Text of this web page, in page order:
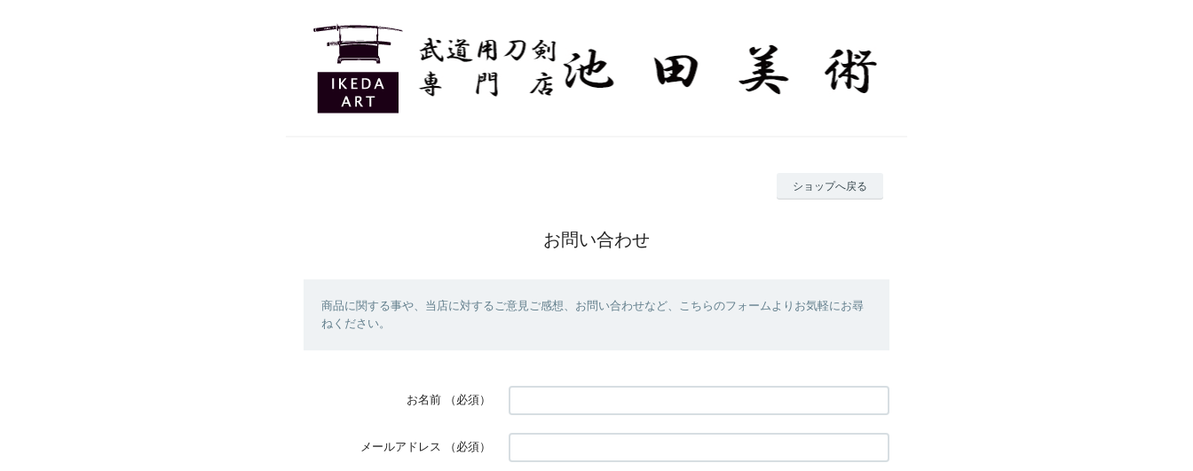
ショップへ戻る
お問い合わせ
商品に関する事や、当店に対するご意見ご感想、お問い合わせなど、こちらのフォームよりお気軽にお尋
ねください。
お名前 （必須）
メールアドレス （必須）